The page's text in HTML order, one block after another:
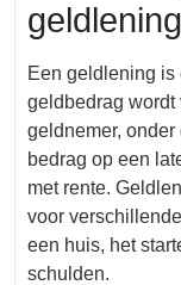
geldlening
Een geldlening is
geldbedrag wordt
geldnemer,
bedrag op een
met rente.
voor
een huis, het
schulden.